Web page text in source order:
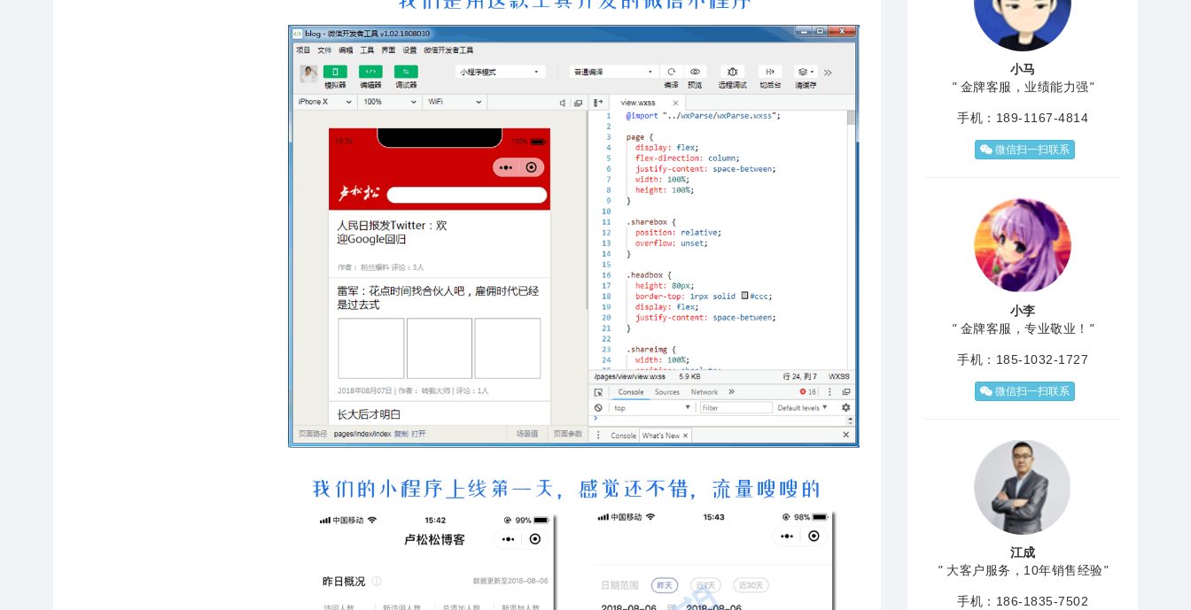
小马
"金牌客服，业绩能力强"
手机：189-1167-4814
微信扫一扫联系
小李
"金牌客服，专业敬业！ "
手机：185-1032-1727
微信扫一扫联系
江成
"大客户服务，10年销售经验"
手机：186-1835-7502